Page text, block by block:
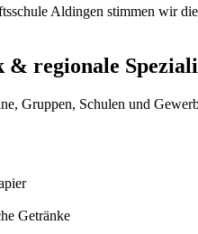
Aldingen stimmen wir
regionale
Gruppen, Schulen und
Getränke